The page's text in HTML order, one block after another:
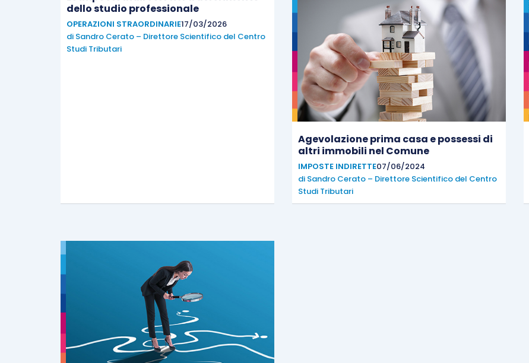
dello studio professionale
OPERAZIONI STRAORDINARIE17/03/2026
di Sandro Cerato – Direttore Scientifico del Centro
Studi Tributari
Agevolazione prima casa e possessi di
altri immobili nel Comune
IMPOSTE INDIRETTE07/06/2024
di Sandro Cerato – Direttore Scientifico del Centro
Studi Tributari